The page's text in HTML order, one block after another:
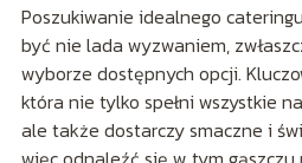
Poszukiwanie idealnego
być nie lada wyzwaniem,
wyborze dostępnych opcji.
która nie tylko spełni wszystkie
ale także dostarczy smaczne i